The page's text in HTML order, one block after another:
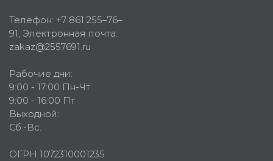
Телефон: +7 861 255–76–
91, Электронная почта:
zakaz@2557691.ru
Рабочие дни:
9:00 - 17:00 Пн-Чт
9:00 - 16:00 Пт
Выходной:
Сб.-Вс.
ОГРН 1072310001235